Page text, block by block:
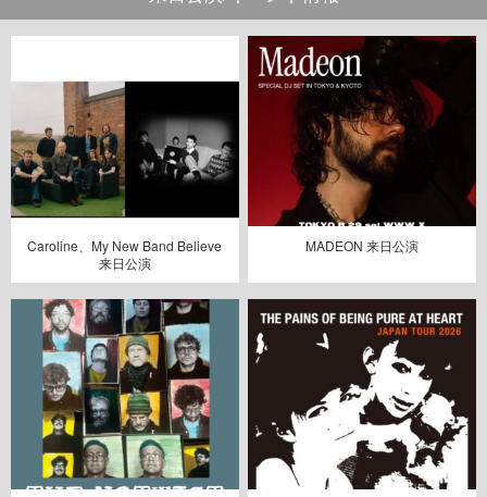
Caroline、My New Band Believe
来日公演
MADEON 来日公演